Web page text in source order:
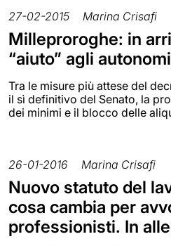
27-02-2015 Marina Crisafi
Milleproroghe: in
“aiuto” agli autonomi
Tra le misure più attese del
il sì definitivo del Senato, la
dei minimi e il blocco delle
26-01-2016 Marina Crisafi
Nuovo statuto del
cosa cambia per
professionisti. In